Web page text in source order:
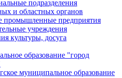
подразделения
и областных органов
промышленные предприятия
учреждения
культуры, досуга
образование "город
муниципальное образование